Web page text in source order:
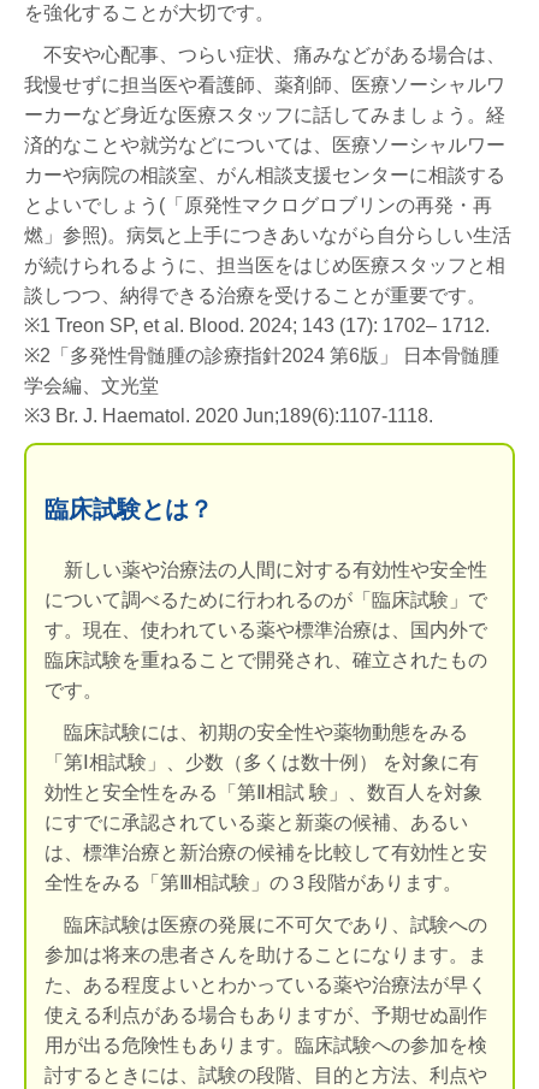
を強化することが大切です。
不安や心配事、つらい症状、痛みなどがある場合は、
我慢せずに担当医や看護師、薬剤師、医療ソーシャルワ
ーカーなど身近な医療スタッフに話してみましょう。経
済的なことや就労などについては、医療ソーシャルワー
カーや病院の相談室、がん相談支援センターに相談する
とよいでしょう(「原発性マクログロブリンの再発・再
燃」参照)。病気と上手につきあいながら自分らしい生活
が続けられるように、担当医をはじめ医療スタッフと相
談しつつ、納得できる治療を受けることが重要です。
※1 Treon SP, et al. Blood. 2024; 143 (17): 1702– 1712.
※2「多発性骨髄腫の診療指針2024 第6版」 日本骨髄腫
学会編、文光堂
※3 Br. J. Haematol. 2020 Jun;189(6):1107-1118.
臨床試験とは？
新しい薬や治療法の人間に対する有効性や安全性
について調べるために行われるのが「臨床試験」で
す。現在、使われている薬や標準治療は、国内外で
臨床試験を重ねることで開発され、確立されたもの
です。
臨床試験には、初期の安全性や薬物動態をみる
「第Ⅰ相試験」、少数（多くは数十例） を対象に有
効性と安全性をみる「第Ⅱ相試 験」、数百人を対象
にすでに承認されている薬と新薬の候補、あるい
は、標準治療と新治療の候補を比較して有効性と安
全性をみる「第Ⅲ相試験」の３段階があります。
臨床試験は医療の発展に不可欠であり、試験への
参加は将来の患者さんを助けることになります。ま
た、ある程度よいとわかっている薬や治療法が早く
使える利点がある場合もありますが、予期せぬ副作
用が出る危険性もあります。臨床試験への参加を検
討するときには、試験の段階、目的と方法、利点や